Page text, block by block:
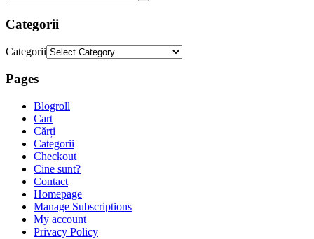
Categorii
Categorii
Pages
Blogroll
Cart
Cărți
Categorii
Checkout
Cine sunt?
Contact
Homepage
Manage Subscriptions
My account
Privacy Policy